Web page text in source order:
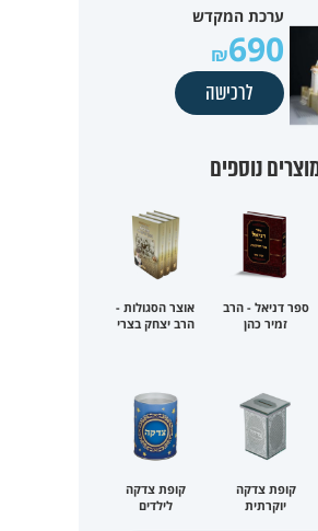
ערכת המקדש
690
לרכישה
נוספים
ספר דניאל - הרב
זמיר כהן
אוצר הסגולות -
הרב יצחק בצרי
קופת צדקה
יוקרתית
קופת צדקה
לילדים